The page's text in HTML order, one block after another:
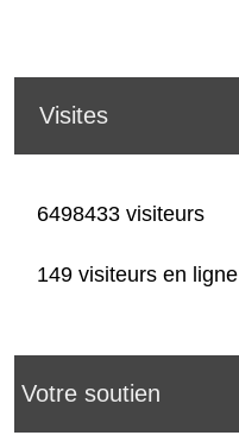
Visites
6498433 visiteurs
149 visiteurs en ligne
Votre soutien